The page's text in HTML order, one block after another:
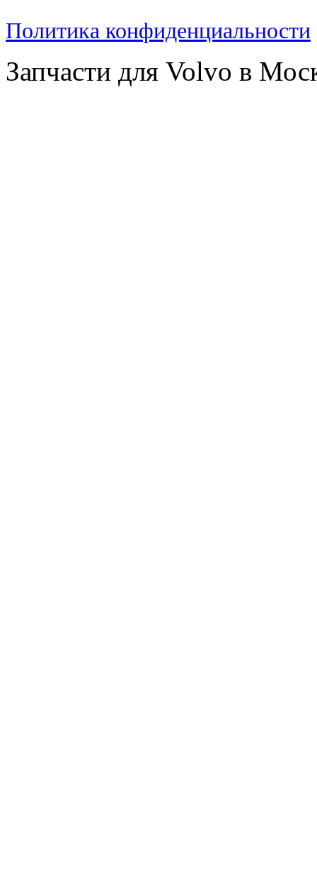
Политика конфиденциальности
Запчасти для Volvo в